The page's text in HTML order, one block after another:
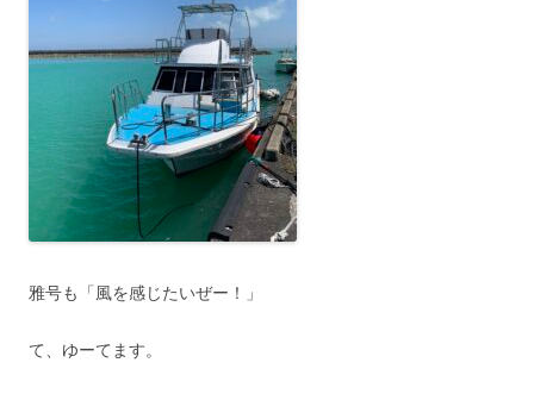
雅号も「風を感じたいぜー！」
て、ゆーてます。